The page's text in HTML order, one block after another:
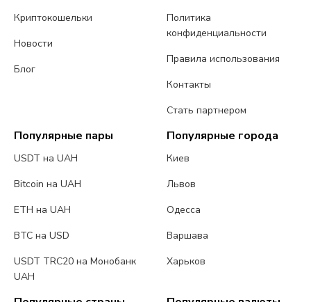
Криптокошельки
Новости
Блог
Политика
конфиденциальности
Правила использования
Контакты
Стать партнером
Популярные пары
USDT на UAH
Bitcoin на UAH
ETH на UAH
BTC на USD
USDT TRC20 на Монобанк
UAH
Популярные города
Киев
Львов
Одесса
Варшава
Харьков